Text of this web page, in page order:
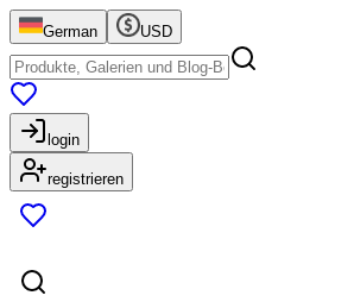
German USD
login
registrieren